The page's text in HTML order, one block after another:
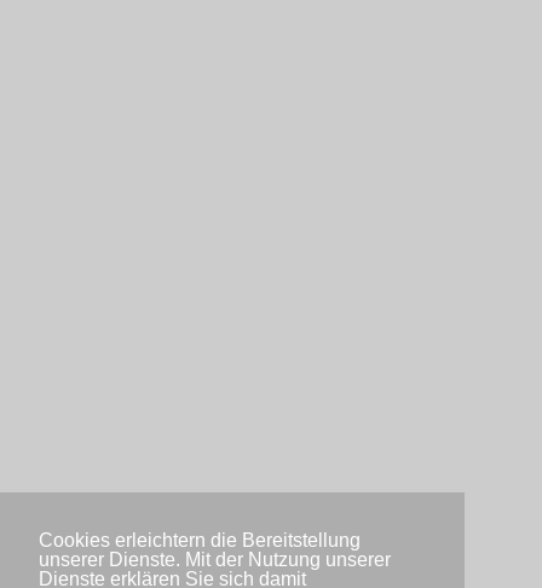
Cookies erleichtern die Bereitstellung
unserer Dienste. Mit der Nutzung unserer
Dienste erklären Sie sich damit